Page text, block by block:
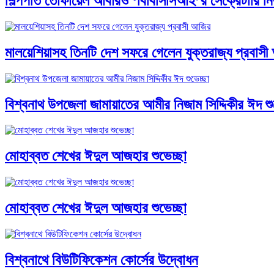
মালয়েশিয়াসহ তিনটি দেশ সফরে গেলেন যুক্তরাজ্য
বিশ্বনাথ উপজেলা জামায়াতের আমীর নিজাম সিদ্দিকীর ঈদ
মোহাব্বত শেখের ঈদুল আজহার শুভেচ্ছা
মোহাব্বত শেখের ঈদুল আজহার শুভেচ্ছা
বিশ্বনাথে বিউটিফিকেশন কোর্সের উদ্বোধন